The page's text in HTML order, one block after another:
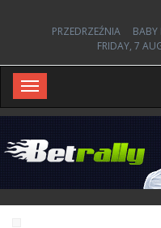
PRZEDRZEŹNIA BABY
FRIDAY, 7
Toggle
navigation